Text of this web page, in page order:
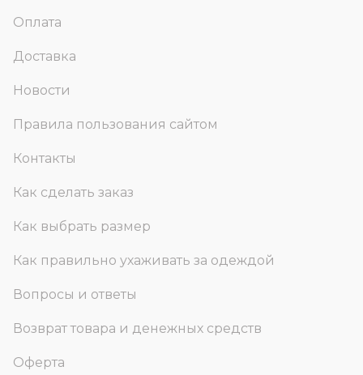
Оплата
Доставка
Новости
Правила пользования сайтом
Контакты
Как сделать заказ
Как выбрать размер
Как правильно ухаживать за одеждой
Вопросы и ответы
Возврат товара и денежных средств
Оферта